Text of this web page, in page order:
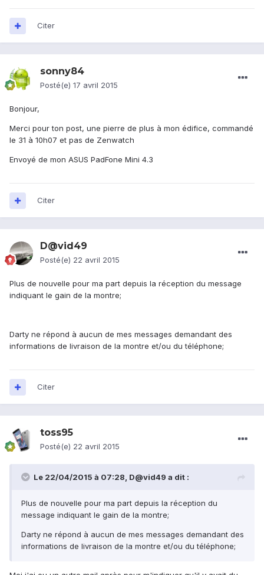
Citer
sonny84
Posté(e) 17 avril 2015
Bonjour,
Merci pour ton post, une pierre de plus à mon édifice, commandé
le 31 à 10h07 et pas de Zenwatch
Envoyé de mon ASUS PadFone Mini 4.3
Citer
D@vid49
Posté(e) 22 avril 2015
Plus de nouvelle pour ma part depuis la réception du message
indiquant le gain de la montre;
Darty ne répond à aucun de mes messages demandant des
informations de livraison de la montre et/ou du téléphone;
Citer
toss95
Posté(e) 22 avril 2015
Le 22/04/2015 à 07:28, D@vid49 a dit :
Plus de nouvelle pour ma part depuis la réception du
message indiquant le gain de la montre;
Darty ne répond à aucun de mes messages demandant des
informations de livraison de la montre et/ou du téléphone;